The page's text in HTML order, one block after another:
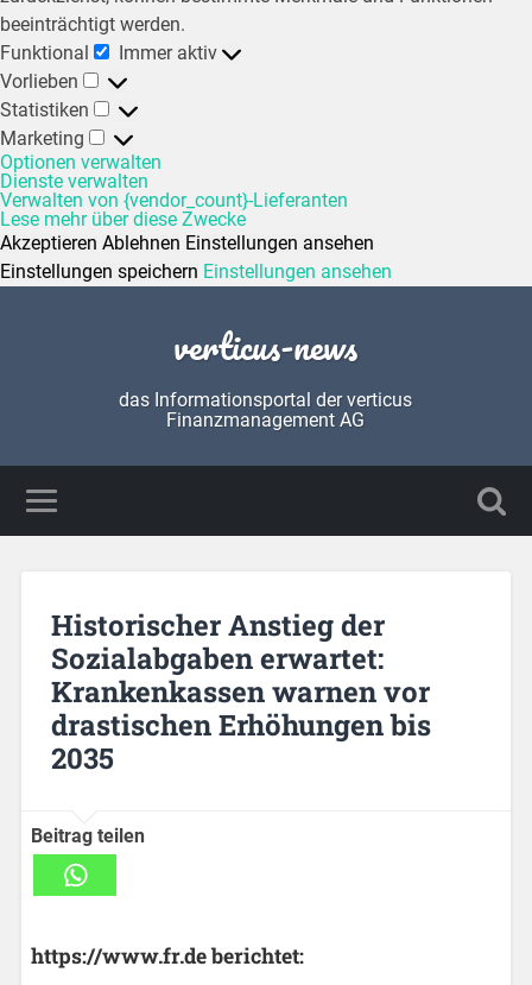
beeinträchtigt werden.
Funktional
Immer aktiv
Vorlieben
Statistiken
Marketing
Optionen verwalten
Dienste verwalten
Verwalten von {vendor_count}-Lieferanten
Lese mehr über diese Zwecke
Akzeptieren Ablehnen Einstellungen ansehen
Einstellungen speichern Einstellungen ansehen
verticus-news
das Informationsportal der verticus
Finanzmanagement AG
Historischer Anstieg der
Sozialabgaben erwartet:
Krankenkassen warnen vor
drastischen Erhöhungen bis
2035
Beitrag teilen
https://www.fr.de berichtet: